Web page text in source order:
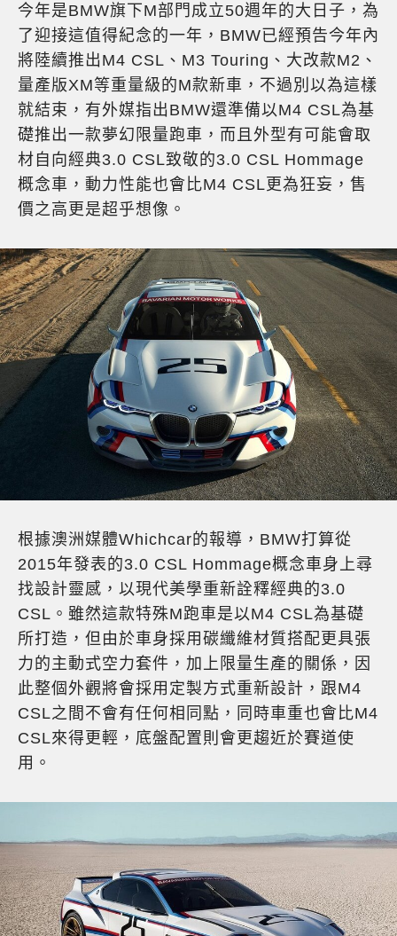
今年是BMW旗下M部門成立50週年的大日子，為
了迎接這值得紀念的一年，BMW已經預告今年內
將陸續推出M4 CSL、M3 Touring、大改款M2、
量產版XM等重量級的M款新車，不過別以為這樣
就結束，有外媒指出BMW還準備以M4 CSL為基
礎推出一款夢幻限量跑車，而且外型有可能會取
材自向經典3.0 CSL致敬的3.0 CSL Hommage
概念車，動力性能也會比M4 CSL更為狂妄，售
價之高更是超乎想像。
根據澳洲媒體Whichcar的報導，BMW打算從
2015年發表的3.0 CSL Hommage概念車身上尋
找設計靈感，以現代美學重新詮釋經典的3.0
CSL。雖然這款特殊M跑車是以M4 CSL為基礎
所打造，但由於車身採用碳纖維材質搭配更具張
力的主動式空力套件，加上限量生產的關係，因
此整個外觀將會採用定製方式重新設計，跟M4
CSL之間不會有任何相同點， 同時車重也會比M4
CSL來得更輕，底盤配置則會更趨近於賽道使
用。